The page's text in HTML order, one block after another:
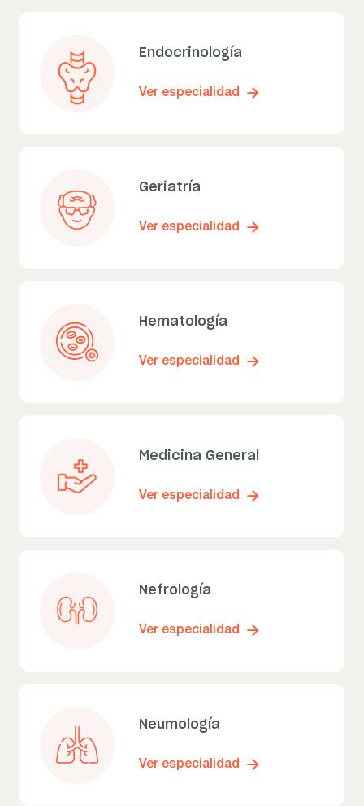
Endocrinología
Ver especialidad
Geriatría
Ver especialidad
Hematología
Ver especialidad
Medicina General
Ver especialidad
Nefrología
Ver especialidad
Neumología
Ver especialidad